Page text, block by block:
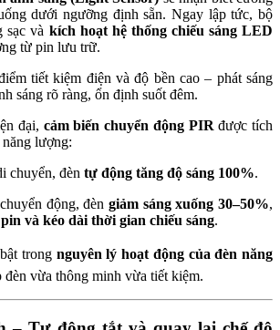
dưới ngưỡng định sẵn. Ngay lập tức, bộ
sạc và kích hoạt hệ thống chiếu sáng LED
từ pin lưu trữ.
tiết kiệm điện và độ bền cao – phát sáng
sáng rõ ràng, ổn định suốt đêm.
đại, cảm biến chuyển động PIRđược tích
lượng:
chuyển, đèn tự động tăng độ sáng 100%.
động, đèn giảm sáng xuống 30–50%,
và kéo dài thời gian chiếu sáng.
trong nguyên lý hoạt động của đèn năng
đèn vừa thông minh vừa tiết kiệm.